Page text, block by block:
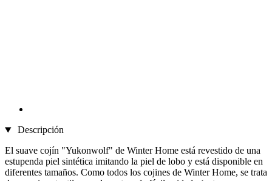
Descripción
El suave cojín "Yukonwolf" de Winter Home está revestido de una
estupenda piel sintética imitando la piel de lobo y está disponible en
diferentes tamaños. Como todos los cojines de Winter Home, se trata